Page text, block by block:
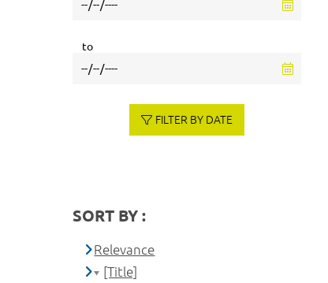
to
FILTER BY DATE
SORT BY :
Relevance
[Title]